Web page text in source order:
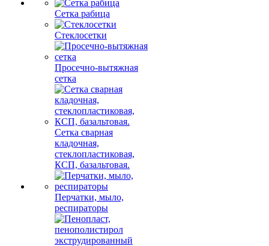
Сетка рабица
Стеклосетки
Просечно-вытяжная
сетка
Сетка сварная
кладочная,
стеклопластиковая,
КСП, базальтовая.
Перчатки, мыло,
респираторы